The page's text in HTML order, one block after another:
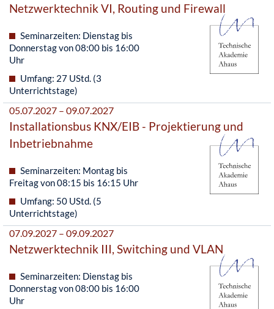
Netzwerktechnik VI, Routing und Firewall
Seminarzeiten: Dienstag bis
Donnerstag von 08:00 bis 16:00
Uhr
Umfang: 27 UStd. (3
Unterrichtstage)
05.07.2027 – 09.07.2027
Installationsbus KNX/EIB - Projektierung und
Inbetriebnahme
Seminarzeiten: Montag bis
Freitag von 08:15 bis 16:15 Uhr
Umfang: 50 UStd. (5
Unterrichtstage)
07.09.2027 – 09.09.2027
Netzwerktechnik III, Switching und VLAN
Seminarzeiten: Dienstag bis
Donnerstag von 08:00 bis 16:00
Uhr